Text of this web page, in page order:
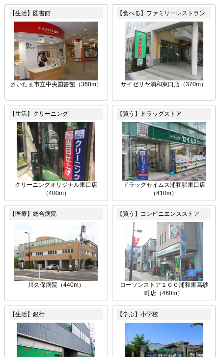
【生活】図書館
さいたま市立中央図書館（360m）
【食べる】ファミリーレストラン
サイゼリヤ浦和東口店（370m）
【生活】クリーニング
クリーニングオリジナル東口店
（400m）
【買う】ドラッグストア
ドラッグセイムス浦和駅東口店
（410m）
【医療】総合病院
川久保病院（440m）
【買う】コンビニエンスストア
ローソンストア１００浦和東高砂
町店（460m）
【生活】銀行 【学ぶ】小学校